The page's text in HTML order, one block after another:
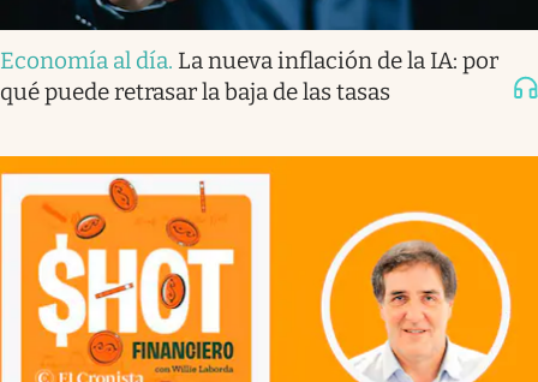
Economía al día. La nueva inflación de la IA: por
qué puede retrasar la baja de las tasas